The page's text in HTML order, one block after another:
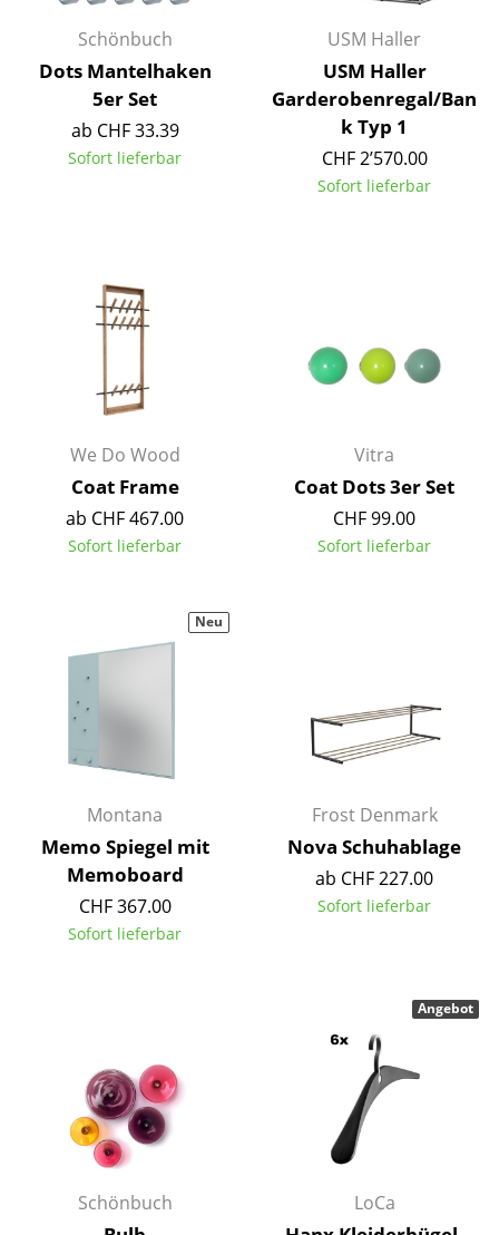
Kinderbetten
Nachttische & Bettzubehör
... alle Betten
Figuren & Miniaturen
Tabletts
Büroutensilien
Aufbewahrungsboxen
Decken
... alle Accessoires
Räume
Zuhause
Wohnzimmer
Esszimmer
Diele
Badezimmer
Stauraum
Schönbuch
Dots Mantelhaken
5er Set
ab CHF 33.39
Sofort lieferbar
USM Haller
USM Haller
Garderobenregal/Ban
k Typ 1
CHF 2’570.00
Sofort lieferbar
We Do Wood
Coat Frame
ab CHF 467.00
Sofort lieferbar
Vitra
Coat Dots 3er Set
CHF 99.00
Sofort lieferbar
Montana
Memo Spiegel mit
Memoboard
CHF 367.00
Sofort lieferbar
Neu
Frost Denmark
Nova Schuhablage
ab CHF 227.00
Sofort lieferbar
Schönbuch LoCa
Angebot